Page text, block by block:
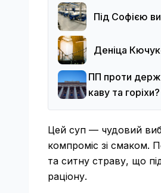
Під Софією
Деніца
ПП проти
каву та горіхи?
Цей суп — чудовий
компроміс зі смаком.
та ситну страву, що
раціону.